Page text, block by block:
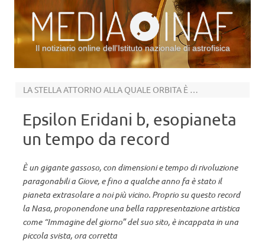
Il notiziario online dell’Istituto nazionale di astrofisica
LA STELLA ATTORNO ALLA QUALE ORBITA È A 10.5 ANNI LUCE DA NOI
Epsilon Eridani b, esopianeta
un tempo da record
È un gigante gassoso, con dimensioni e tempo di rivoluzione
paragonabili a Giove, e fino a qualche anno fa è stato il
pianeta extrasolare a noi più vicino. Proprio su questo record
la Nasa, proponendone una bella rappresentazione artistica
come “Immagine del giorno” del suo sito, è incappata in una
piccola svista, ora corretta